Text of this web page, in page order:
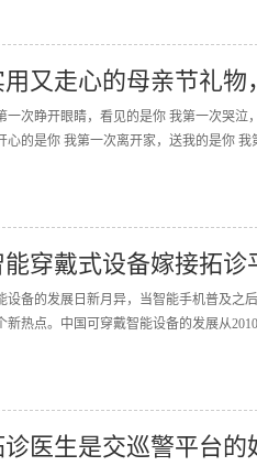
用又走心的母亲节礼
一次睁开眼睛，看见的是你 我第一次哭泣
心的是你 我第一次离开家，送我的是你
能穿戴式设备嫁接拓
设备的发展日新月异，当智能手机普及之
新热点。中国可穿戴智能设备的发展从
诊医生是交巡警平台的